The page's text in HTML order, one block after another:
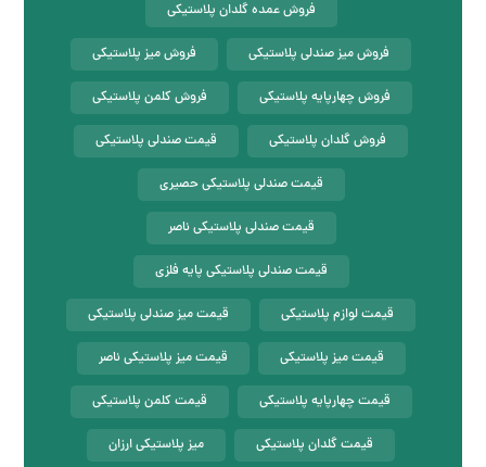
فروش عمده گلدان پلاستیکی
فروش میز صندلی پلاستیکی فروش میز پلاستیکی
فروش چهارپایه پلاستیکی فروش کلمن پلاستیکی
فروش گلدان پلاستیکی قیمت صندلی پلاستیکی
قیمت صندلی پلاستیکی حصیری
قیمت صندلی پلاستیکی ناصر
قیمت صندلی پلاستیکی پایه فلزی
قیمت لوازم پلاستیکی قیمت میز صندلی پلاستیکی
قیمت میز پلاستیکی قیمت میز پلاستیکی ناصر
قیمت چهارپایه پلاستیکی قیمت کلمن پلاستیکی
قیمت گلدان پلاستیکی میز پلاستیکی ارزان